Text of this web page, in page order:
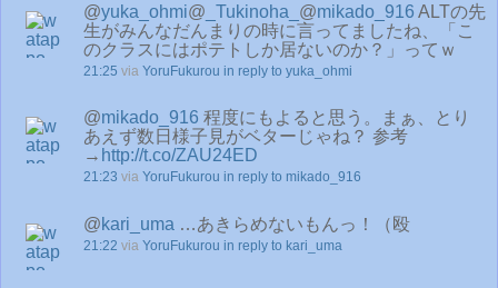
@yuka_ohmi@ _Tukinoha_ @mikado_916 ALTの先
生がみんなだんまりの時に言ってましたね、「こ
のクラスにはポテトしか居ないのか？」ってｗ
21:25 via YoruFukurou in reply to yuka_ohmi
@mikado_916 程度にもよると思う。まぁ、とり
あえず数日様子見がベターじゃね？ 参考
→ http://t.co/ZAU24ED
21:23 via YoruFukurou in reply to mikado_916
@kari_uma …あきらめないもんっ！（殴
21:22 via YoruFukurou in reply to kari_uma